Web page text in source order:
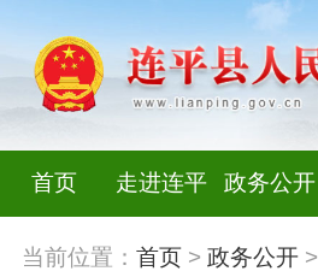
首页 走进连平 政务公开
当前位置： 首页> 政务公开>